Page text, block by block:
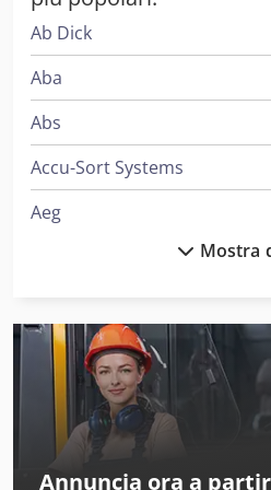
Ab Dick
Aba
Abs
Accu-Sort Systems
Aeg
Alberti
Alcoa
Ams
Amt
Mostra
Annuncia ora a